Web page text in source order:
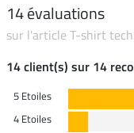
14 évaluations
sur l'article T-shirt
14 client(s) sur 14
5 Etoiles
4 Etoiles